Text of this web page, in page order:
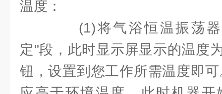
温度：
(1)将气浴恒温振荡器
定"段，此时显示屏显示的温度
钮，设置到您工作所需温度即